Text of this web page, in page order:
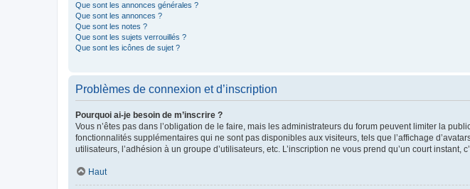
Que sont les annonces générales ?
Que sont les annonces ?
Que sont les notes ?
Que sont les sujets verrouillés ?
Que sont les icônes de sujet ?
Problèmes de connexion et d’inscription
Pourquoi ai-je besoin de m’inscrire ?
Vous n’êtes pas dans l’obligation de le faire, mais les administrateurs du forum peuvent limiter la
fonctionnalités supplémentaires qui ne sont pas disponibles aux visiteurs, tels que l’affichage
utilisateurs, l’adhésion à un groupe d’utilisateurs, etc. L’inscription ne vous prend qu’un court instant,
Haut